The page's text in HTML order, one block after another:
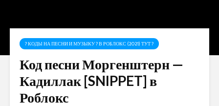
? КОДЫ НА ПЕСНИ И МУЗЫКУ ? В РОБЛОКС (2021) ТУТ ?
Код песни Моргенштерн —
Кадиллак [SNIPPET] в
Роблокс